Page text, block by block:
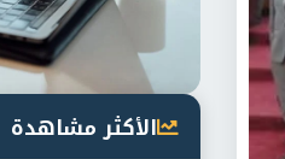
الأكثر مشاهدة